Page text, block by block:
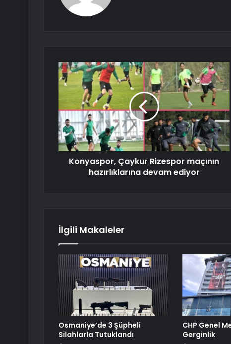
Konyaspor, Çaykur Rizespor maçının
hazırlıklarına devam ediyor
İlgili Makaleler
Osmaniye’de 3 Şüpheli
Silahlarla Tutuklandı
CHP Genel
Gerginlik